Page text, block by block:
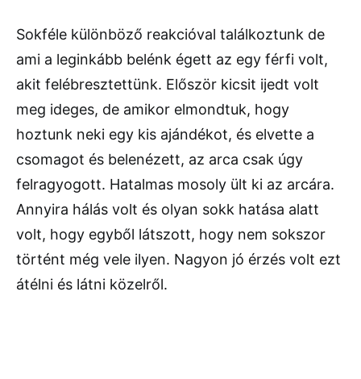
Sokféle különböző reakcióval találkoztunk de
ami a leginkább belénk égett az egy férfi volt,
akit felébresztettünk. Először kicsit ijedt volt
meg ideges, de amikor elmondtuk, hogy
hoztunk neki egy kis ajándékot, és elvette a
csomagot és belenézett, az arca csak úgy
felragyogott. Hatalmas mosoly ült ki az arcára.
Annyira hálás volt és olyan sokk hatása alatt
volt, hogy egyből látszott, hogy nem sokszor
történt még vele ilyen. Nagyon jó érzés volt ezt
átélni és látni közelről.